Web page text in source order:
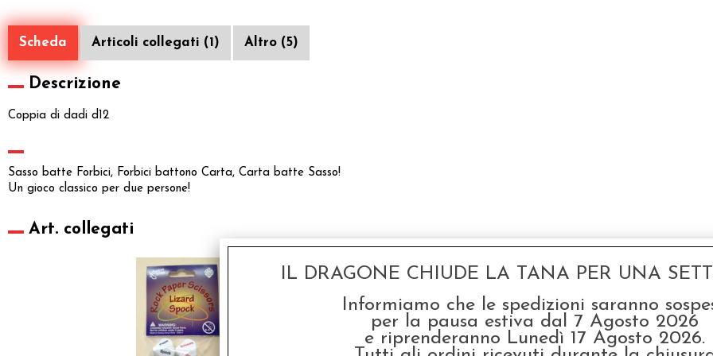
Scheda Articoli collegati (1) Altro (5)
Descrizione
Coppia di dadi d12
Sasso batte Forbici, Forbici battono Carta, Carta batte Sasso!
Un gioco classico per due persone!
Art. collegati
IL DRAGONE CHIUDE LA TANA PER UNA
Informiamo che le spedizioni saranno
per la pausa estiva dal 7 Agosto 2026
e riprenderanno Lunedì 17 Agosto 2026.